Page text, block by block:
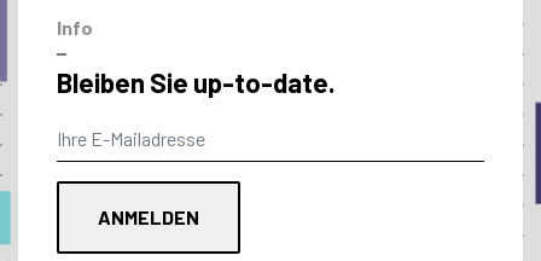
Info
–
Bleiben Sie up-to-date.